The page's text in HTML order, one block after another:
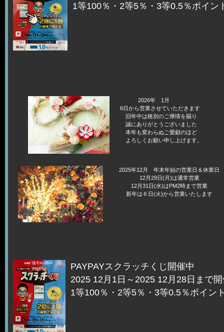
1等100％・2等5％・3等0.5％ポイン
2026
6日から営業させていた
旧年中は格別のご厚情
誠にありがとうございまし
本年も変わらぬご愛顧のほ
よろしくお願い申し上げます
2025年12月 年末年始の営業日＆休業
12月29日(月)は通常営業
12月31日(水)はPM2時まで営業
新年は６日(火)から営業いたします
PAYPAYスクラッチくじ開催中
2025 12月1日～2025 12月28日まで
1等100％・2等5％・3等0.5％ポイン